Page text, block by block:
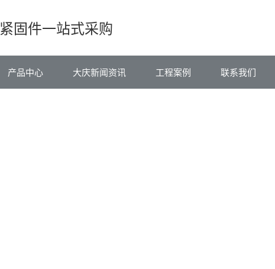
紧固件一站式采购
产品中心 大庆新闻资讯 工程案例 联系我们